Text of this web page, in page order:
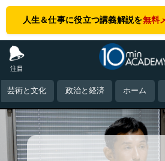
人生＆仕事に役立つ講義解説を無料
注目
芸術と文化 政治と経済 ホーム